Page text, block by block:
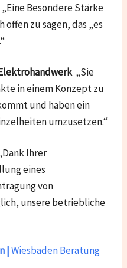
„Eine Besondere Stärke
offen zu sagen, das „es
„Sie
in einem Konzept zu
und haben ein
umzusetzen.“
Ihrer
eines
von
unsere betriebliche
|Wiesbaden Beratung